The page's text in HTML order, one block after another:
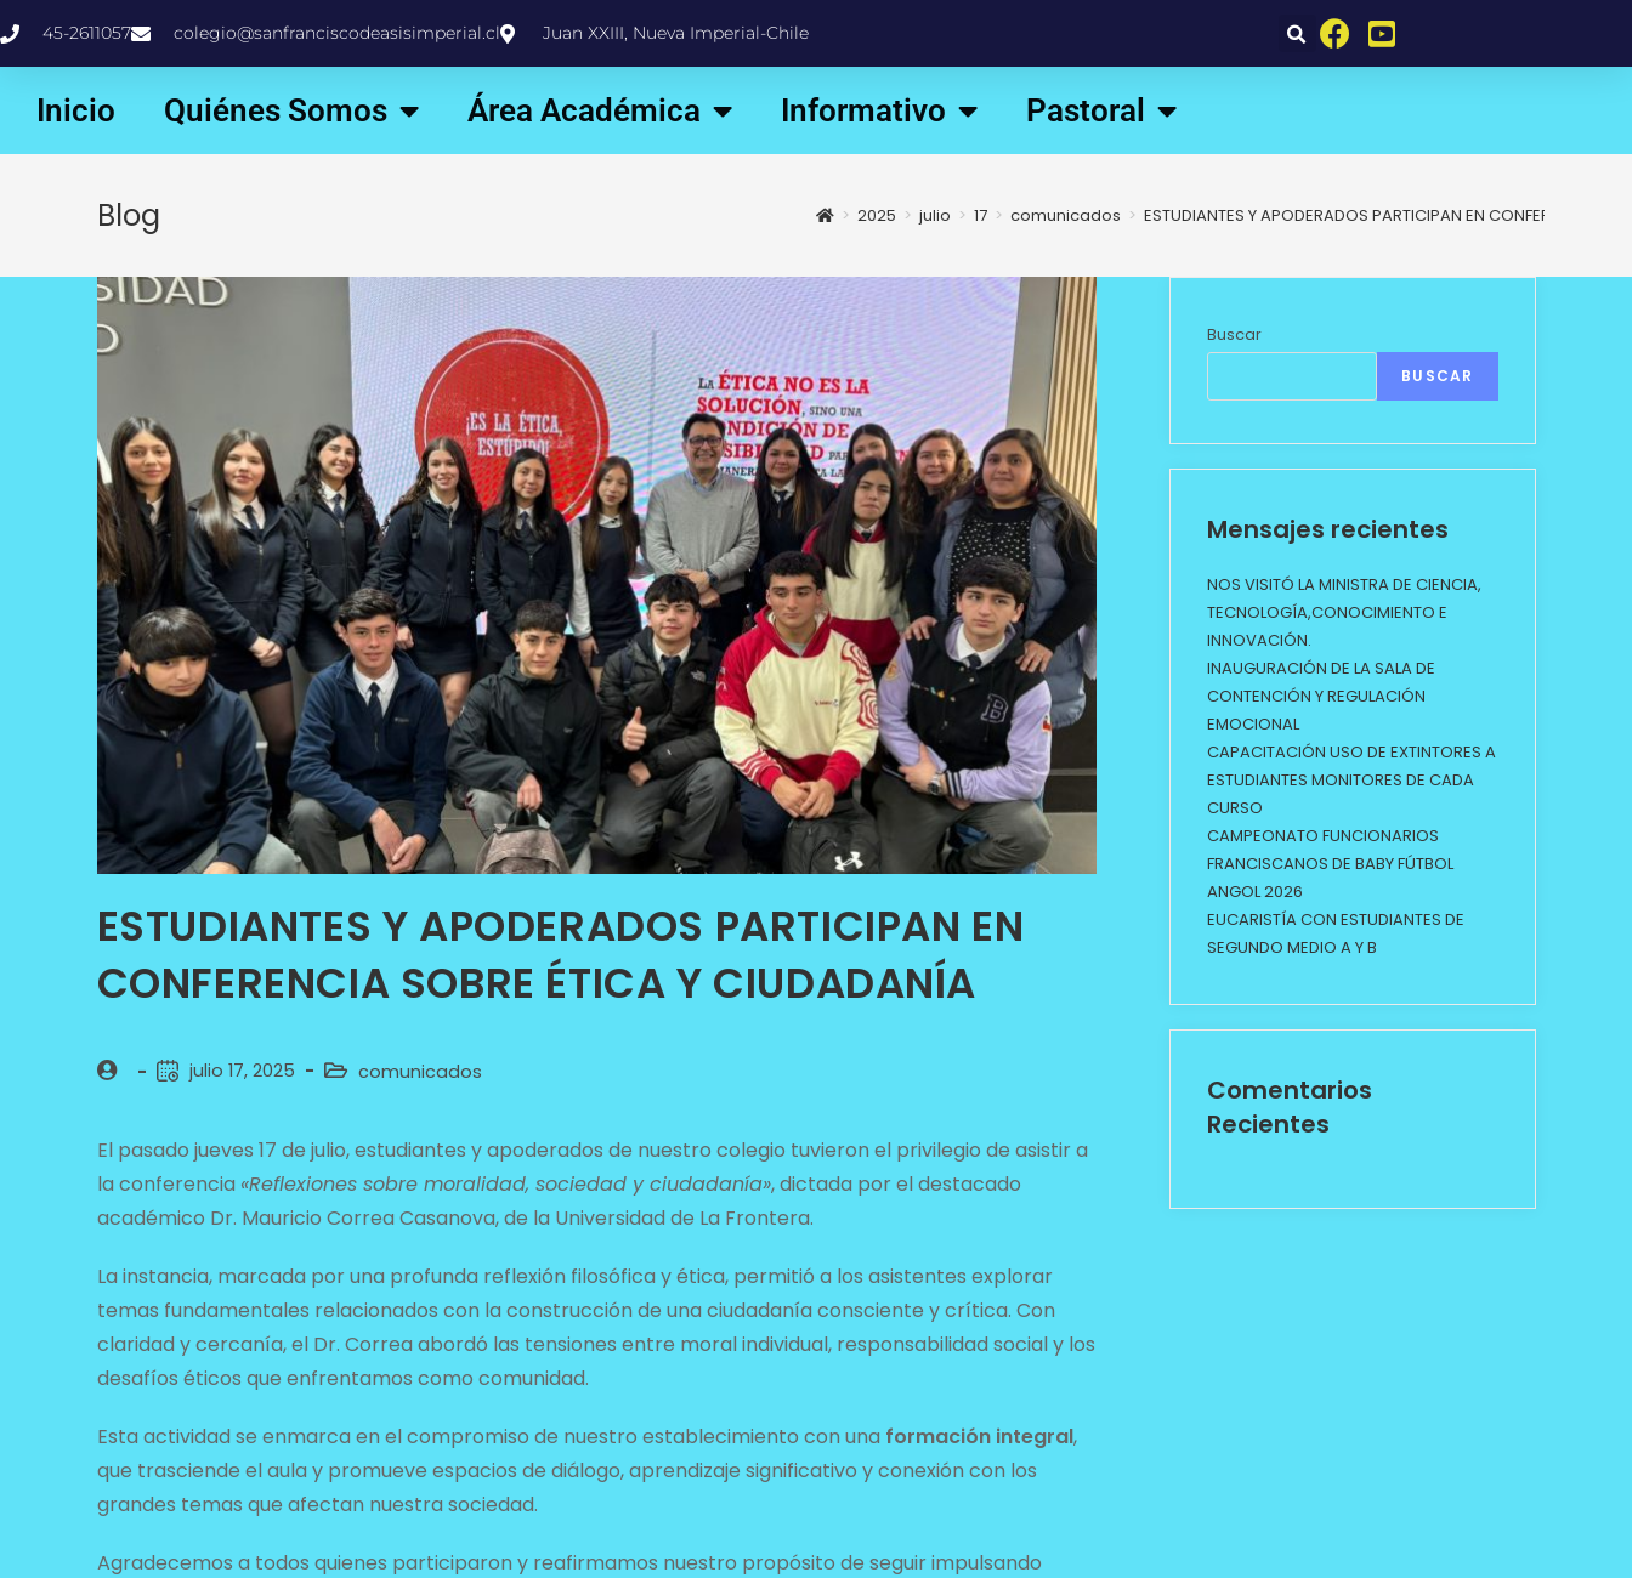
45-2611057 colegio@sanfranciscodeasisimperial.cl Juan XXIII, Nueva Imperial-Chile
Inicio Quiénes Somos Área Académica Informativo Pastoral
Blog > 2025 > julio > 17 > comunicados > ESTUDIANTES Y APODERADOS PARTICIPAN EN CONFERENCIA
ESTUDIANTES Y APODERADOS PARTICIPAN EN
CONFERENCIA SOBRE ÉTICA Y CIUDADANÍA
julio 17, 2025 comunicados
El pasado jueves 17 de julio, estudiantes y apoderados de nuestro colegio tuvieron el privilegio de asistir a
la conferencia «Reflexiones sobre moralidad, sociedad y ciudadanía», dictada por el destacado
académico Dr. Mauricio Correa Casanova, de la Universidad de La Frontera.
La instancia, marcada por una profunda reflexión filosófica y ética, permitió a los asistentes explorar
temas fundamentales relacionados con la construcción de una ciudadanía consciente y crítica. Con
claridad y cercanía, el Dr. Correa abordó las tensiones entre moral individual, responsabilidad social y los
desafíos éticos que enfrentamos como comunidad.
Esta actividad se enmarca en el compromiso de nuestro establecimiento con una formación integral,
que trasciende el aula y promueve espacios de diálogo, aprendizaje significativo y conexión con los
grandes temas que afectan nuestra sociedad.
Agradecemos a todos quienes participaron y reafirmamos nuestro propósito de seguir impulsando
Buscar
BUSCAR
Mensajes recientes
NOS VISITÓ LA MINISTRA DE CIENCIA,
TECNOLOGÍA,CONOCIMIENTO E
INNOVACIÓN.
INAUGURACIÓN DE LA SALA DE
CONTENCIÓN Y REGULACIÓN
EMOCIONAL
CAPACITACIÓN USO DE EXTINTORES A
ESTUDIANTES MONITORES DE CADA
CURSO
CAMPEONATO FUNCIONARIOS
FRANCISCANOS DE BABY FÚTBOL
ANGOL 2026
EUCARISTÍA CON ESTUDIANTES DE
SEGUNDO MEDIO A Y B
Comentarios
Recientes